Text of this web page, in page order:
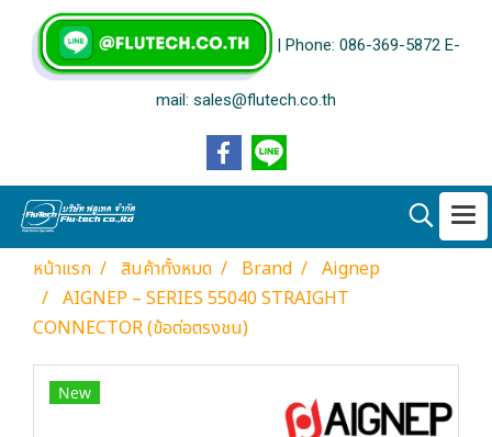
| Phone: 086-369-5872 E-
mail: sales@flutech.co.th
หน้าแรก สินค้าทั้งหมด Brand
Aignep
AIGNEP – SERIES 55040 STRAIGHT
CONNECTOR (ข้อต่อตรงชน)
New